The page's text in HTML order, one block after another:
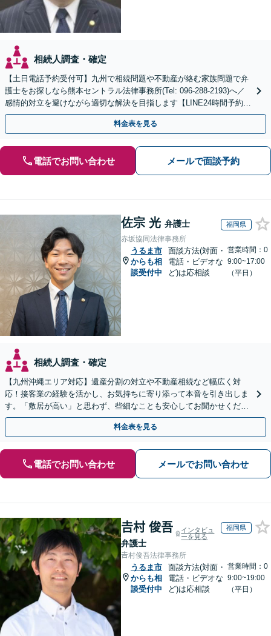
相続人調査・確定
【土日電話予約受付可】九州で相続問題や不動産が絡む家族問題で弁
護士をお探しなら熊本セントラル法律事務所(Tel: 096-288-2193)へ／
感情的対立を避けながら適切な解決を目指します【LINE24時間予約受
付可】【休日・夜間相談可】
料金表を見る
電話でお問い合わせ メールで面談予約
佐宗 光 弁護士 福岡県
赤坂協同法律事務所
うるま市
からも相
談受付中
面談方法(対面・
電話・ビデオな
ど)は応相談
営業時間：0
9:00~17:00
（平日）
相続人調査・確定
【九州沖縄エリア対応】遺産分割の対立や不動産相続など幅広く対
応！接客業の経験を活かし、お気持ちに寄り添って本音を引き出しま
す。「敷居が高い」と思わず、些細なことも安心してお聞かせくださ
い【初回相談無料】【夜間・休日相談可】
料金表を見る
電話でお問い合わせ メールでお問い合わせ
𠮷村 俊吾
弁護士
インタビュ
ーを見る
福岡県
𠮷村俊吾法律事務所
うるま市
からも相
談受付中
面談方法(対面・
電話・ビデオな
ど)は応相談
営業時間：0
9:00~19:00
（平日）